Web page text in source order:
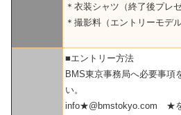
＊衣装シャツ（終了後プレゼ
＊撮影料（エントリーモデ
■エントリー方法
BMS東京事務局へ必要事項
い。
info★@bmstokyo.com ★